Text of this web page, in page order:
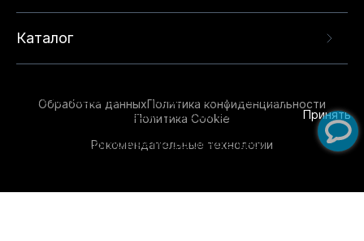
Каталог
Обработка данныхПолитика конфиденциальности
Политика Cookie
Рекомендательные технологии
опыта на нашем сайте. Продолжая использовать
данный сайт, вы соглашаетесь с использованием
технологий. Для получения дополнительной
Принять